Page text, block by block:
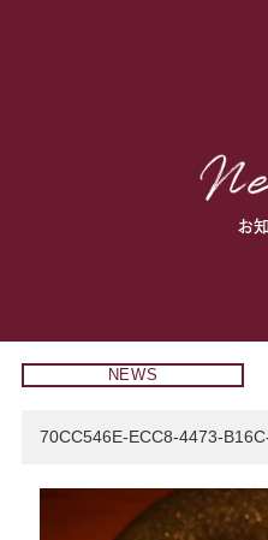
お
NEWS
70CC546E-ECC8-4473-